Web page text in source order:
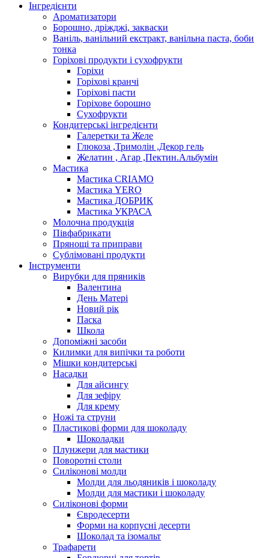
Інгредієнти
Ароматизатори
Борошно, дріжджі, закваски
Ваніль, ванільний екстракт, ванільна паста, боби
тонка
Горіхові продукти і сухофрукти
Горіхи
Горіхові кранчі
Горіхові пасти
Горіхове борошно
Сухофрукти
Кондитерські інгредієнти
Галеретки та Желе
Глюкоза ,Тримолін ,Декор гель
Желатин , Агар ,Пектин.Альбумін
Мастика
Мастика CRIAMO
Мастика YERO
Мастика ДОБРИК
Мастика УКРАСА
Молочна продукція
Півфабрикати
Прянощі та приправи
Сублімовані продукти
Інструменти
Вирубки для пряників
Валентина
День Матері
Новий рік
Паска
Школа
Допоміжні засоби
Килимки для випічки та роботи
Мішки кондитерські
Насадки
Для айсингу
Для зефіру
Для крему
Ножі та струни
Пластикові форми для шоколаду
Шоколадки
Плунжери для мастики
Поворотні столи
Силіконові молди
Молди для льодяників і шоколаду
Молди для мастики і шоколаду
Силіконові форми
Євродесерти
Форми на корпусні десерти
Шоколад та ізомальт
Трафарети